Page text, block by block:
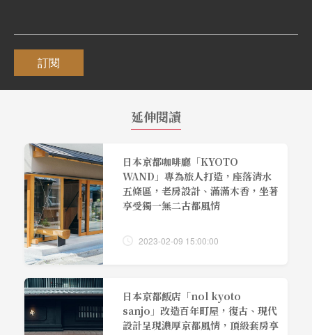
訂閱
延伸閱讀
日本京都咖啡廳「KYOTO
WAND」專為旅人打造，座落清水
五條區，老房設計、滿滿木香，坐著
享受獨一無二古都風情
2023-02-09 15:00:00
日本京都飯店「nol kyoto
sanjo」改造百年町屋，復古、現代
設計呈現濃厚京都風情，頂級套房享